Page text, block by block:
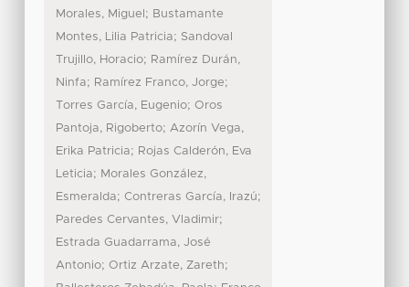
Morales, Miguel ; Bustamante
Montes, Lilia Patricia; Sandoval
Trujillo, Horacio; Ramírez Durán,
Ninfa; Ramírez Franco, Jorge;
Torres García, Eugenio; Oros
Pantoja, Rigoberto; Azorín Vega,
Erika Patricia; Rojas Calderón, Eva
Leticia; Morales González,
Esmeralda; Contreras García, Irazú;
Paredes Cervantes, Vladimir;
Estrada Guadarrama, José
Antonio; Ortiz Arzate, Zareth;